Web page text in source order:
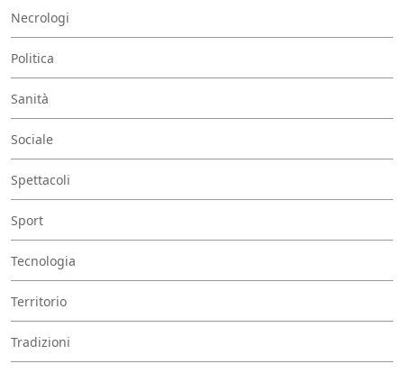
Necrologi
Politica
Sanità
Sociale
Spettacoli
Sport
Tecnologia
Territorio
Tradizioni